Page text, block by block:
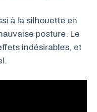
à la silhouette en
posture. Le
indésirables, et